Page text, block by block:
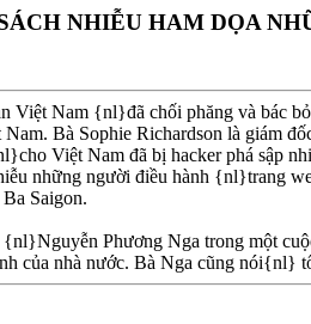
NHIỄU HAM DỌA
Việt Nam {nl}đã chối phăng và bác
Bà Sophie Richardson là giám
Việt Nam đã bị hacker phá sập
những người điều hành {nl}trang
Saigon.
Phương Nga trong một
của nhà nước. Bà Nga cũng